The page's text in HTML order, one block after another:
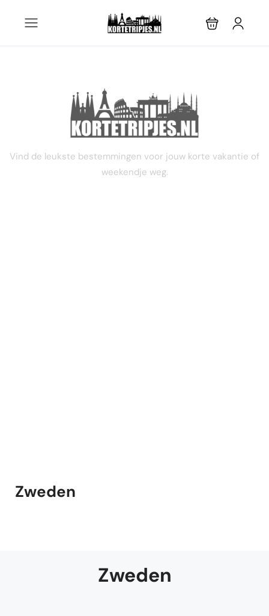
STEL JE EIGEN TRIP SAMEN
Vind de leukste bestemmingen voor jouw korte vakantie of
weekendje weg.
Zweden
Zweden